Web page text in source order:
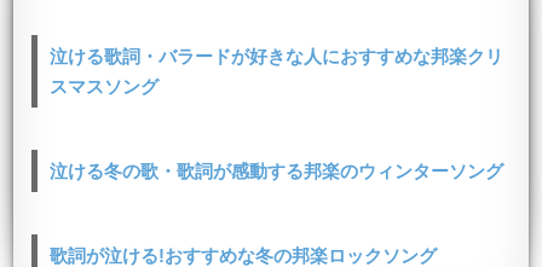
泣ける歌詞・バラードが好きな人におすすめな邦楽クリ
スマスソング
泣ける冬の歌・歌詞が感動する邦楽のウィンターソング
歌詞が泣ける!おすすめな冬の邦楽ロックソング